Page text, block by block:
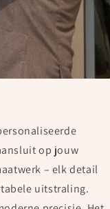
op jouw
– elk detail
uitstraling.